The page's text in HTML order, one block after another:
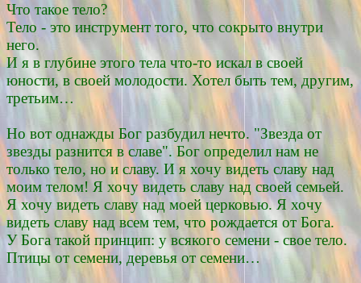
Что такое тело?
Тело - это инструмент того, что сокрыто внутри
него.
И я в глубине этого тела что-то искал в своей
юности, в своей молодости. Хотел быть тем, другим,
третьим…
Но вот однажды Бог разбудил нечто. "Звезда от
звезды разнится в славе". Бог определил нам не
только тело, но и славу. И я хочу видеть славу над
моим телом! Я хочу видеть славу над своей семьей.
Я хочу видеть славу над моей церковью. Я хочу
видеть славу над всем тем, что рождается от Бога.
У Бога такой принцип: у всякого семени - свое тело.
Птицы от семени, деревья от семени…